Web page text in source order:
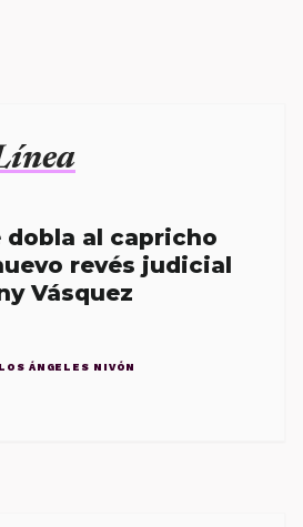
dobla al capricho
revés judicial
Vásquez
ÁNGELES NIVÓN